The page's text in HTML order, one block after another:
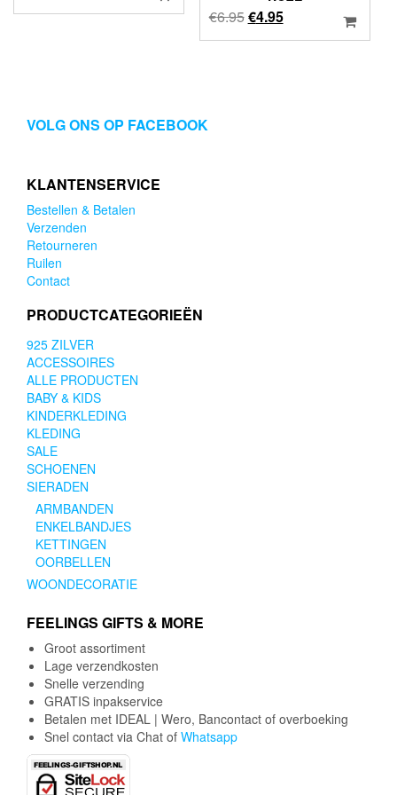
€6.95Oorspronkelijke
prijs
€4.95Huidige
prijs
VOLG ONS OP FACEBOOK
KLANTENSERVICE
Bestellen & Betalen
Verzenden
Retourneren
Ruilen
Contact
PRODUCTCATEGORIEËN
925 ZILVER
ACCESSOIRES
ALLE PRODUCTEN
BABY & KIDS
KINDERKLEDING
KLEDING
SALE
SCHOENEN
SIERADEN
ARMBANDEN
ENKELBANDJES
KETTINGEN
OORBELLEN
WOONDECORATIE
FEELINGS GIFTS & MORE
Groot assortiment
Lage verzendkosten
Snelle verzending
GRATIS inpakservice
Betalen met IDEAL | Wero, Bancontact of overboeking
Snel contact via Chat of Whatsapp